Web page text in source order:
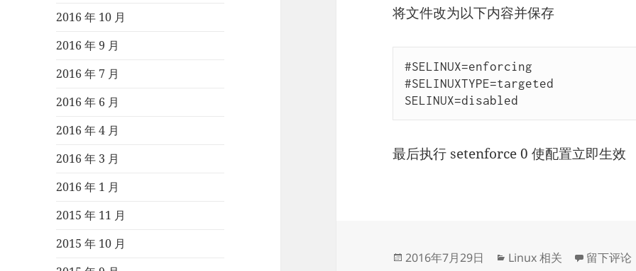
2016 年 10 月
2016 年 9 月
2016 年 7 月
2016 年 6 月
2016 年 4 月
2016 年 3 月
2016 年 1 月
2015 年 11 月
2015 年 10 月
将文件改为以下内容并保存
#SELINUX=enforcing
#SELINUXTYPE=targeted
SELINUX=disabled
最后执行 setenforce 0 使配置立即生效
发
2016年7月29日
分
Linux 相关 于禁用
留下评论